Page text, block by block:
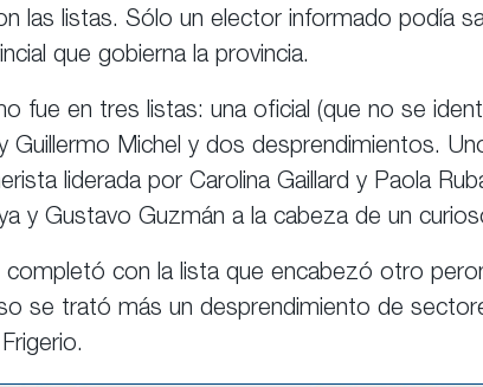
las listas. Sólo un elector informado podía
que gobierna la provincia.
fue en tres listas: una oficial (que no se
Guillermo Michel y dos desprendimientos.
liderada por Carolina Gaillard y Paola
y Gustavo Guzmán a la cabeza de un
completó con la lista que encabezó otro
se trató más un desprendimiento de